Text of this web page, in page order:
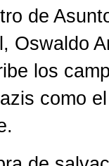
de
Oswaldo
los
como